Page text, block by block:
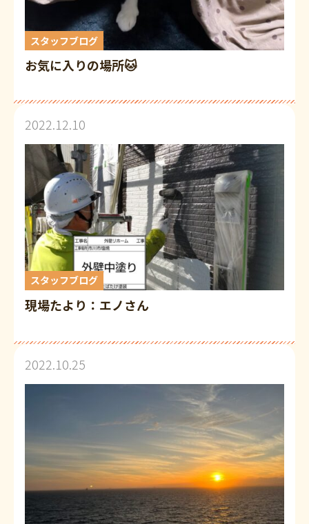
スタッフブログ
お気に入りの場所🐱
2022.12.10
スタッフブログ
現場たより：エノさん
2022.10.25